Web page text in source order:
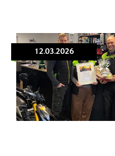
12.03.2026